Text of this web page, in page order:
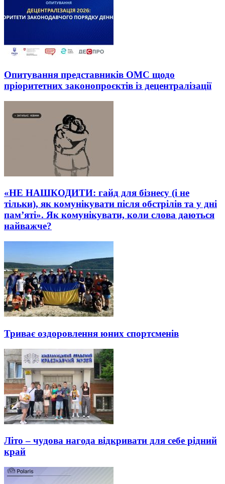
Опитування представників ОМС щодо
пріоритетних законопроєктів із децентралізації
«НЕ НАШКОДИТИ: гайд для бізнесу (і не
тільки), як комунікувати після обстрілів та у дні
пам’яті». Як комунікувати, коли слова даються
найважче?
Триває оздоровлення юних спортсменів
Літо – чудова нагода відкривати для себе рідний
край